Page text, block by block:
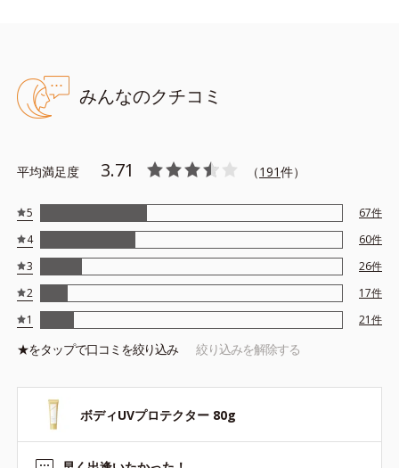
*1 SPF50+・PA++++ オルビス サンスクリーン®内ウォーター
プルーフ効果として
*3 保湿成分
*5 カニナバラ果実エキス配合＝保湿成分
*6 加水分解コラーゲン配合＝保湿成分
●無香料、無着色 ●酸化しやすい油分不使用 ●界面活性剤フリー ●
アルコールフリー ●UV耐水性★★、スーパーウォータープルーフ
湿成分 ●アルニカ花エキス＝保湿成分 ●ローズヒップエキス＊4
＝保湿成分 ●浸透型コラーゲン＊5＝保湿成分
＊1＝化粧持ち性能
みんなのクチコミ
平均満足度 3.71 （191件）
5 67件
4
60件
3
26件
2
17件
1
21件
★をタップで口コミを絞り込み 絞り込みを解除する
ボディUVプロテクター 80g